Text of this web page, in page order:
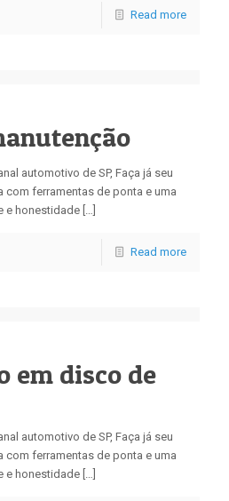
Read more
automotivo de SP, Faça já seu
com ferramentas de ponta e uma
e honestidade […]
Read more
em disco de
automotivo de SP, Faça já seu
com ferramentas de ponta e uma
e honestidade […]